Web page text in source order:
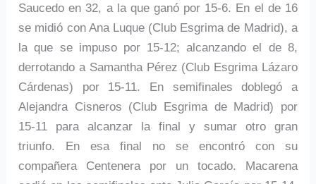
Saucedo en 32, a la que ganó por 15-6. En el de 16
se midió con Ana Luque (Club Esgrima de Madrid), a
la que se impuso por 15-12; alcanzando el de 8,
derrotando a Samantha Pérez (Club Esgrima Lázaro
Cárdenas) por 15-11. En semifinales doblegó a
Alejandra Cisneros (Club Esgrima de Madrid) por
15-11 para alcanzar la final y sumar otro gran
triunfo. En esa final no se encontró con su
compañera Centenera por un tocado. Macarena